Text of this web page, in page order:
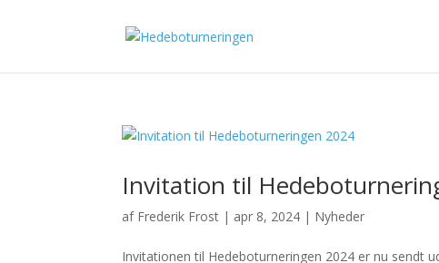
Invitation til
af Frederik Frost | apr 8, 2024 | Nyheder
Invitationen til Hedeboturneringen 2024 er nu sendt